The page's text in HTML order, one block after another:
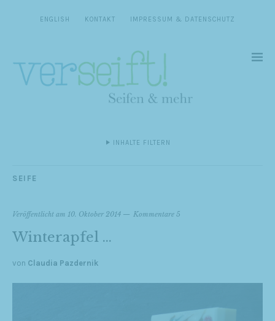
ENGLISH KONTAKT IMPRESSUM & DATENSCHUTZ
INHALTE FILTERN
SEIFE
Veröffentlicht am 10. Oktober 2014 Kommentare 5
Winterapfel …
von Claudia Pazdernik